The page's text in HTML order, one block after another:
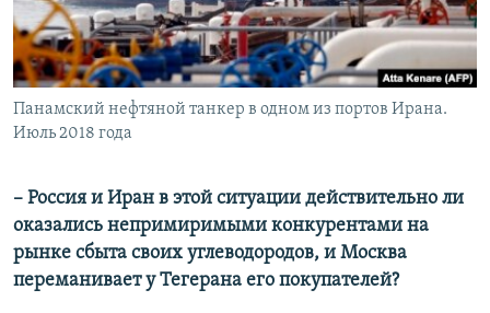
Панамский нефтяной танкер в одном из портов Ирана.
Июль 2018 года
​– Россия и Иран в этой ситуации действительно ли
оказались непримиримыми конкурентами на
рынке сбыта своих углеводородов, и Москва
переманивает у Тегерана его покупателей?